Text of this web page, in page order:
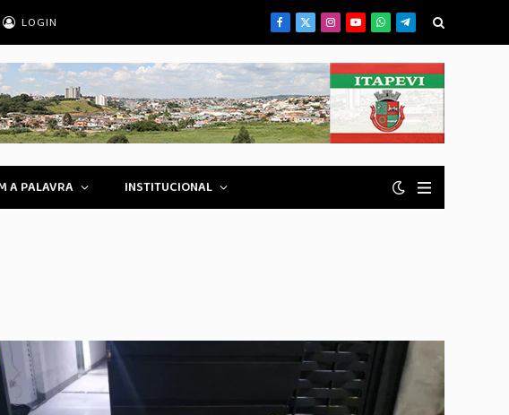
LOGIN Facebook
X
(Twitter)
Instagram
YouTubeWhatsApp
Telegrama
A PALAVRA INSTITUCIONAL